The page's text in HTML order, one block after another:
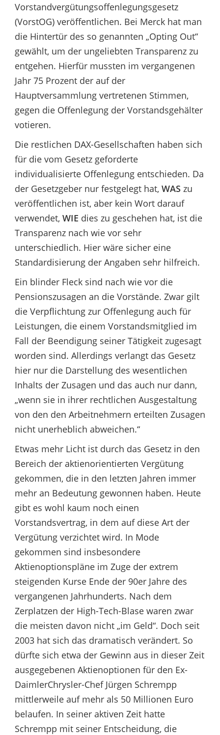
Vorstandvergütungsoffenlegungsgesetz
(VorstOG) veröffentlichen. Bei Merck hat man
die Hintertür des so genannten „Opting Out“
gewählt, um der ungeliebten Transparenz zu
entgehen. Hierfür mussten im vergangenen
Jahr 75 Prozent der auf der
Hauptversammlung vertretenen Stimmen,
gegen die Offenlegung der Vorstandsgehälter
votieren.
Die restlichen DAX-Gesellschaften haben sich
für die vom Gesetz geforderte
individualisierte Offenlegung entschieden. Da
der Gesetzgeber nur festgelegt hat, WAS zu
veröffentlichen ist, aber kein Wort darauf
verwendet, WIE dies zu geschehen hat, ist die
Transparenz nach wie vor sehr
unterschiedlich. Hier wäre sicher eine
Standardisierung der Angaben sehr hilfreich.
Ein blinder Fleck sind nach wie vor die
Pensionszusagen an die Vorstände. Zwar gilt
die Verpflichtung zur Offenlegung auch für
Leistungen, die einem Vorstandsmitglied im
Fall der Beendigung seiner Tätigkeit zugesagt
worden sind. Allerdings verlangt das Gesetz
hier nur die Darstellung des wesentlichen
Inhalts der Zusagen und das auch nur dann,
„wenn sie in ihrer rechtlichen Ausgestaltung
von den den Arbeitnehmern erteilten Zusagen
nicht unerheblich abweichen.“
Etwas mehr Licht ist durch das Gesetz in den
Bereich der aktienorientierten Vergütung
gekommen, die in den letzten Jahren immer
mehr an Bedeutung gewonnen haben. Heute
gibt es wohl kaum noch einen
Vorstandsvertrag, in dem auf diese Art der
Vergütung verzichtet wird. In Mode
gekommen sind insbesondere
Aktienoptionspläne im Zuge der extrem
steigenden Kurse Ende der 90er Jahre des
vergangenen Jahrhunderts. Nach dem
Zerplatzen der High-Tech-Blase waren zwar
die meisten davon nicht „im Geld“. Doch seit
2003 hat sich das dramatisch verändert. So
dürfte sich etwa der Gewinn aus in dieser Zeit
ausgegebenen Aktienoptionen für den Ex-
DaimlerChrysler-Chef Jürgen Schrempp
mittlerweile auf mehr als 50 Millionen Euro
belaufen. In seiner aktiven Zeit hatte
Schrempp mit seiner Entscheidung, die